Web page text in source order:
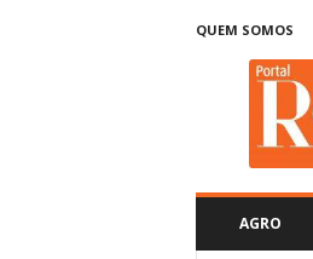
QUEM SOMOS
AGRO